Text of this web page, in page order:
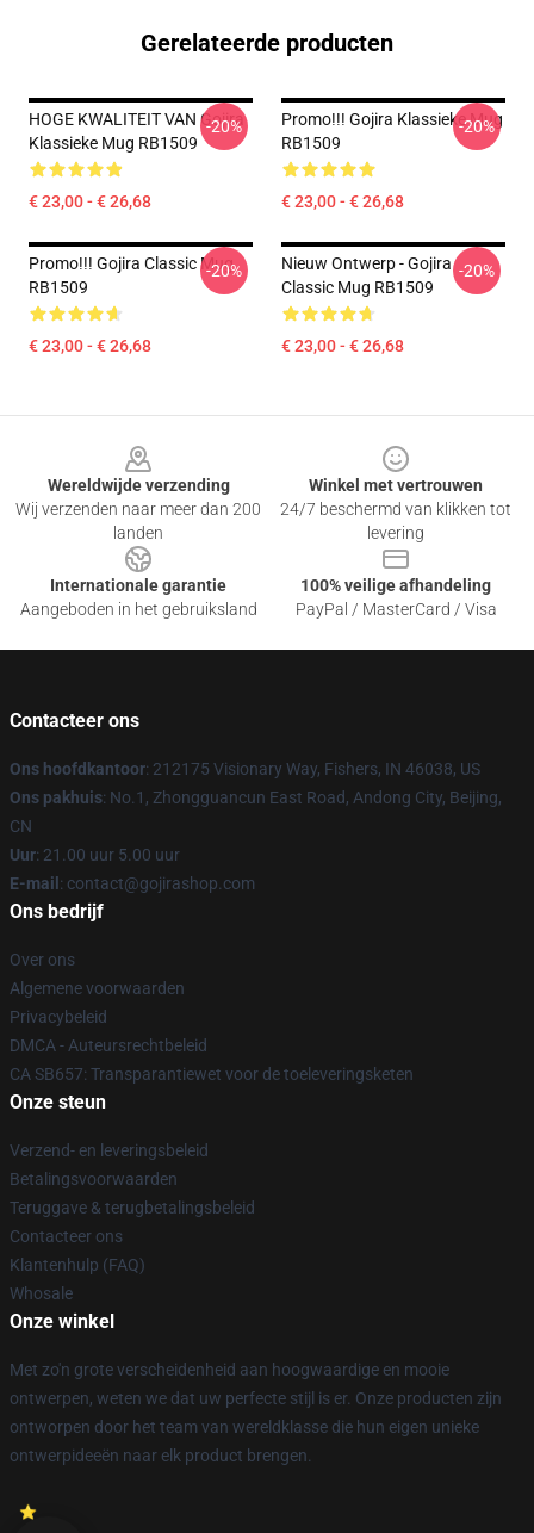
Gerelateerde producten
HOGE KWALITEIT VAN Gojira
Klassieke Mug RB1509
€ 23,00 - € 26,68
-20%
Promo!!! Gojira Klassieke Mug
RB1509
€ 23,00 - € 26,68
-20%
Promo!!! Gojira Classic Mug
RB1509
€ 23,00 - € 26,68
-20%
Nieuw Ontwerp - Gojira
Classic Mug RB1509
€ 23,00 - € 26,68
-20%
Wereldwijde verzending
Wij verzenden naar meer dan 200
landen
Winkel met vertrouwen
24/7 beschermd van klikken tot
levering
Internationale garantie
Aangeboden in het gebruiksland
100% veilige afhandeling
PayPal / MasterCard / Visa
Contacteer ons
Ons hoofdkantoor: 212175 Visionary Way, Fishers, IN 46038, US
Ons pakhuis: No.1, Zhongguancun East Road, Andong City, Beijing,
CN
Uur: 21.00 uur 5.00 uur
E-mail : contact@gojirashop.com
Ons bedrijf
Over ons
Algemene voorwaarden
Privacybeleid
DMCA - Auteursrechtbeleid
CA SB657: Transparantiewet voor de toeleveringsketen
Onze steun
Verzend- en leveringsbeleid
Betalingsvoorwaarden
Teruggave & terugbetalingsbeleid
Contacteer ons
Klantenhulp (FAQ)
Whosale
Onze winkel
Met zo'n grote verscheidenheid aan hoogwaardige en mooie
ontwerpen, weten we dat uw perfecte stijl is er. Onze producten zijn
ontworpen door het team van wereldklasse die hun eigen unieke
ontwerpideeën naar elk product brengen.